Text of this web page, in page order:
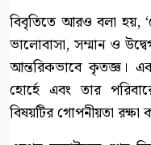
বিবৃতিতে আরও বলা হয়,
ভালোবাসা, সম্মান ও
আন্তরিকভাবে কৃতজ্ঞ।
হোর্হে এবং তার
বিষয়টির গোপনীয়তা